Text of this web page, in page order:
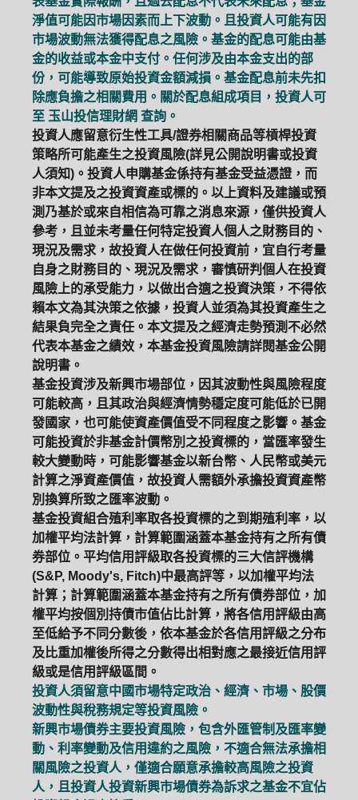
淨值可能因市場因素而上下波動。且投資人可能有因
市場波動無法獲得配息之風險。基金的配息可能由基
金的收益或本金中支付。任何涉及由本金支出的部
份，可能導致原始投資金額減損。基金配息前未先扣
除應負擔之相關費用。關於配息組成項目，投資人可
至 玉山投信理財網 查詢。
投資人應留意衍生性工具/證券相關商品等槓桿投資
策略所可能產生之投資風險(詳見公開說明書或投資
人須知)。投資人申購基金係持有基金受益憑證，而
非本文提及之投資資產或標的。以上資料及建議或預
測乃基於或來自相信為可靠之消息來源，僅供投資人
參考，且並未考量任何特定投資人個人之財務目的、
現況及需求，故投資人在做任何投資前，宜自行考量
自身之財務目的、現況及需求，審慎研判個人在投資
風險上的承受能力，以做出合適之投資決策，不得依
賴本文為其決策之依據，投資人並須為其投資產生之
結果負完全之責任。本文提及之經濟走勢預測不必然
代表本基金之績效，本基金投資風險請詳閱基金公開
說明書。
基金投資涉及新興市場部位，因其波動性與風險程度
可能較高，且其政治與經濟情勢穩定度可能低於已開
發國家，也可能使資產價值受不同程度之影響。基金
可能投資於非基金計價幣別之投資標的，當匯率發生
較大變動時，可能影響基金以新台幣、人民幣或美元
計算之淨資產價值，故投資人需額外承擔投資資產幣
別換算所致之匯率波動。
基金投資組合殖利率取各投資標的之到期殖利率，以
加權平均法計算，計算範圍涵蓋本基金持有之所有債
券部位。平均信用評級取各投資標的三大信評機構
(S&P, Moody's, Fitch)中最高評等，以加權平均法
計算；計算範圍涵蓋本基金持有之所有債券部位，加
權平均按個別持債市值佔比計算，將各信用評級由高
至低給予不同分數後，依本基金於各信用評級之分布
及比重加權後所得之分數得出相對應之最接近信用評
級或是信用評級區間。
投資人須留意中國市場特定政治、經濟、市場、股價
波動性與稅務規定等投資風險。
新興市場債券主要投資風險，包含外匯管制及匯率變
動、利率變動及信用違約之風險，不適合無法承擔相
關風險之投資人，僅適合願意承擔較高風險之投資
人，且投資人投資新興市場債券為訴求之基金不宜佔